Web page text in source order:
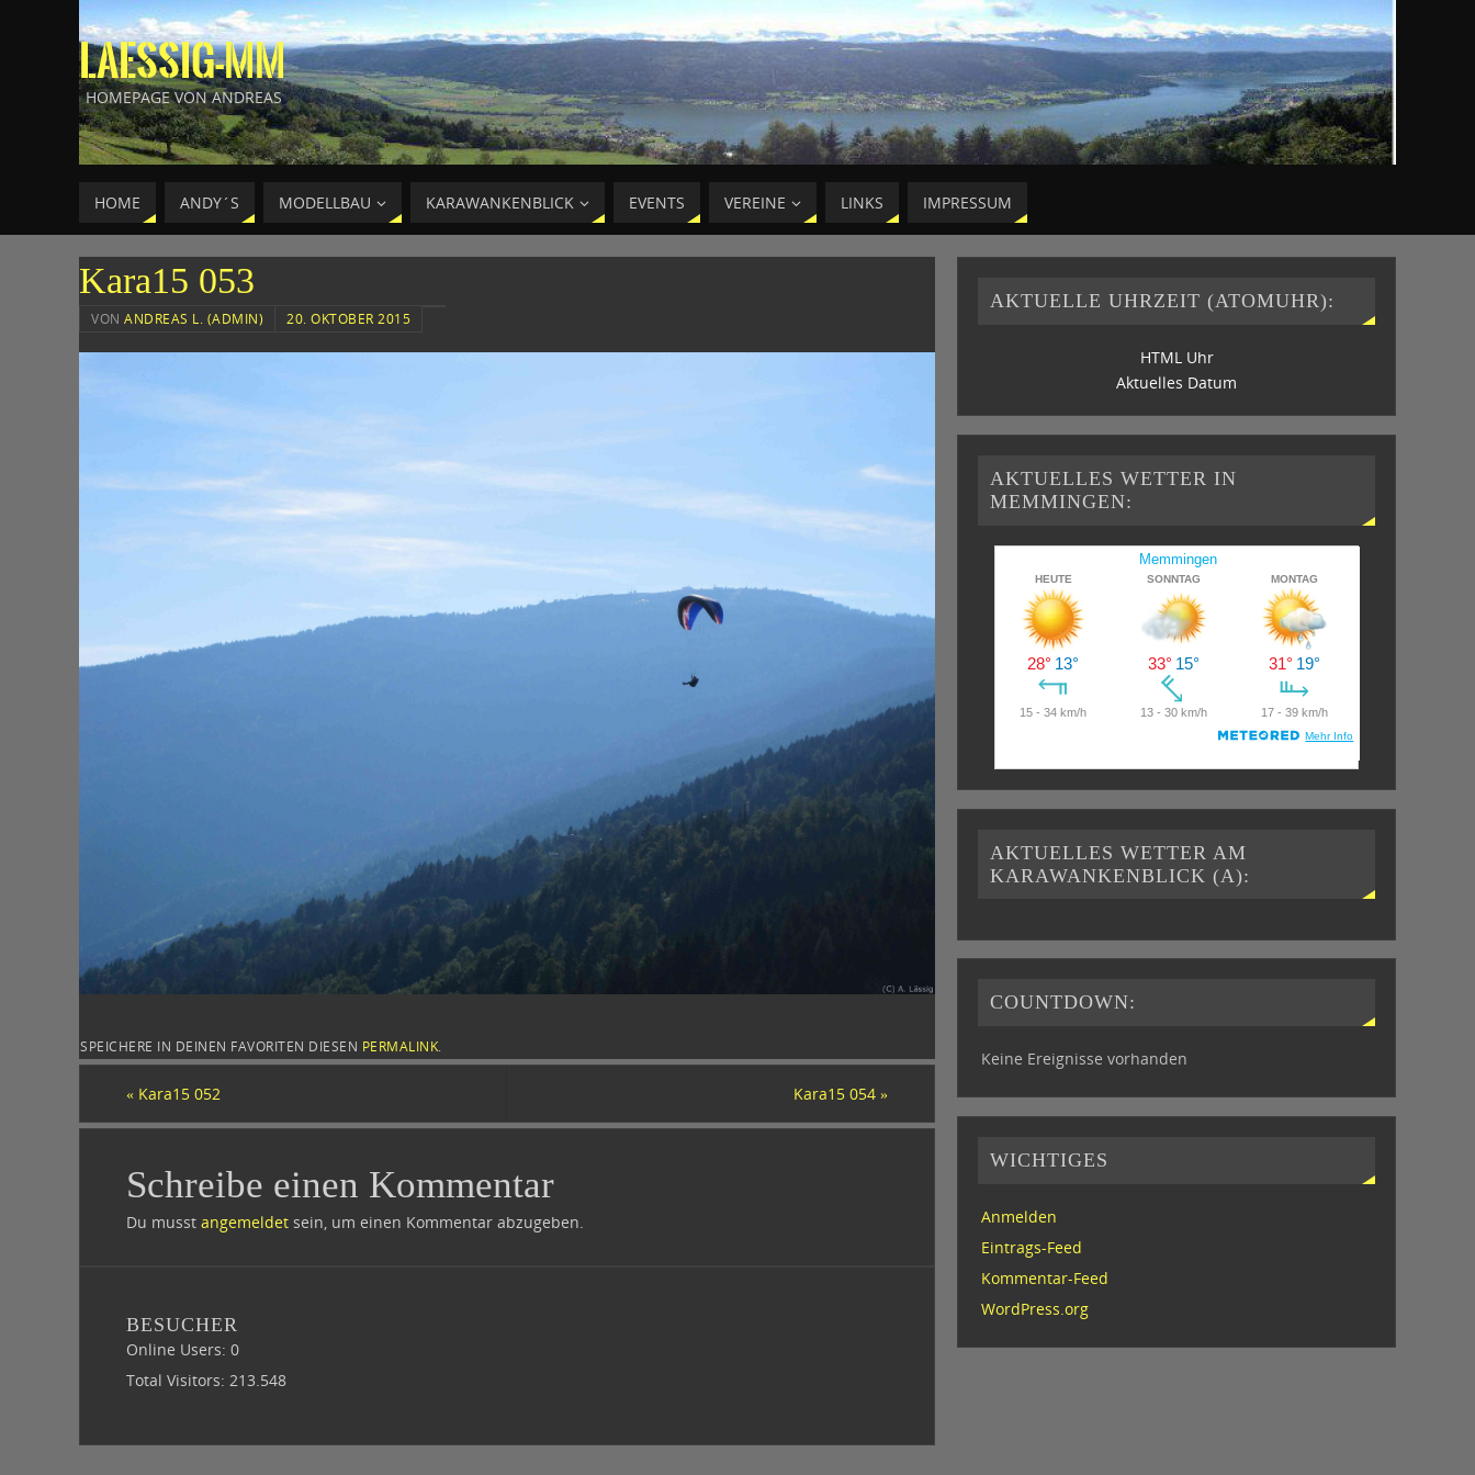
LAESSIG-MM
HOMEPAGE VON ANDREAS
HOME ANDY´S MODELLBAU KARAWANKENBLICK EVENTS VEREINE LINKS IMPRESSUM
Kara15 053
VON ANDREAS L. (ADMIN) 20. OKTOBER 2015
SPEICHERE IN DEINEN FAVORITEN DIESEN PERMALINK
« Kara15 052 Kara15 054 »
Schreibe einen Kommentar
Du musst angemeldet sein, um einen Kommentar abzugeben.
BESUCHER
Online Users: 0
Total Visitors: 213.548
AKTUELLE UHRZEIT (ATOMUHR):
HTML Uhr
Aktuelles Datum
AKTUELLES WETTER IN
MEMMINGEN:
AKTUELLES WETTER AM
KARAWANKENBLICK (A):
COUNTDOWN:
Keine Ereignisse vorhanden
WICHTIGES
Anmelden
Eintrags-Feed
Kommentar-Feed
WordPress.org